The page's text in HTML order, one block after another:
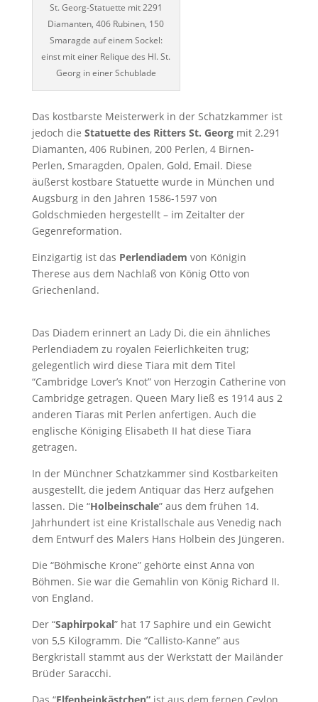
St. Georg-Statuette mit 2291
Diamanten, 406 Rubinen, 150
Smaragde auf einem Sockel:
einst mit einer Relique des Hl. St.
Georg in einer Schublade
Das kostbarste Meisterwerk in der Schatzkammer ist
jedoch die Statuette des Ritters St. Georgmit 2.291
Diamanten, 406 Rubinen, 200 Perlen, 4 Birnen-
Perlen, Smaragden, Opalen, Gold, Email. Diese
äußerst kostbare Statuette wurde in München und
Augsburg in den Jahren 1586-1597 von
Goldschmieden hergestellt – im Zeitalter der
Gegenreformation.
Einzigartig ist das Perlendiadem von Königin
Therese aus dem Nachlaß von König Otto von
Griechenland.
Das Diadem erinnert an Lady Di, die ein ähnliches
Perlendiadem zu royalen Feierlichkeiten trug;
gelegentlich wird diese Tiara mit dem Titel
“Cambridge Lover’s Knot” von Herzogin Catherine von
Cambridge getragen. Queen Mary ließ es 1914 aus 2
anderen Tiaras mit Perlen anfertigen. Auch die
englische Königing Elisabeth II hat diese Tiara
getragen.
In der Münchner Schatzkammer sind Kostbarkeiten
ausgestellt, die jedem Antiquar das Herz aufgehen
lassen. Die “Holbeinschale” aus dem frühen 14.
Jahrhundert ist eine Kristallschale aus Venedig nach
dem Entwurf des Malers Hans Holbein des Jüngeren.
Die “Böhmische Krone” gehörte einst Anna von
Böhmen. Sie war die Gemahlin von König Richard II.
von England.
Der “Saphirpokal” hat 17 Saphire und ein Gewicht
von 5,5 Kilogramm. Die “Callisto-Kanne” aus
Bergkristall stammt aus der Werkstatt der Mailänder
Brüder Saracchi.